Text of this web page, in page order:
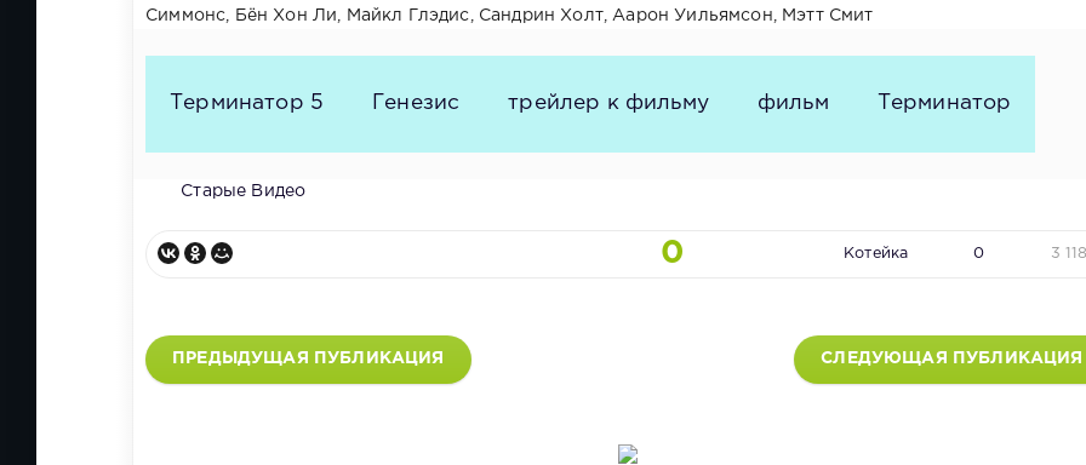
Симмонс, Бён Хон Ли, Майкл Глэдис, Сандрин Холт, Аарон Уильямсон, Мэтт Смит
Терминатор 5 Генезис трейлер к фильму фильм Терминатор
Старые Видео
0 Котейка 0 3
ПРЕДЫДУЩАЯ ПУБЛИКАЦИЯ СЛЕДУЮЩАЯ ПУБЛИКАЦИЯ